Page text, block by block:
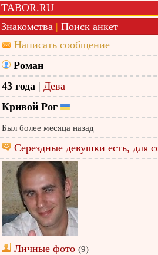
TABOR.RU
Знакомства | Поиск анкет
Написать сообщение
Роман
43 года | Дева
Кривой Рог
Был более месяца назад
Серездные девушки есть, для
Личные фото (9)